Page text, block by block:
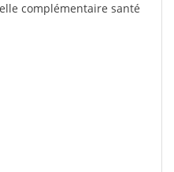
complémentaire santé